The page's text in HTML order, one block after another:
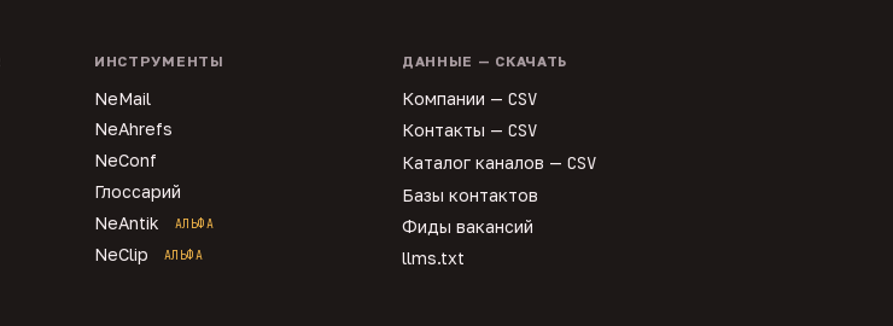
ИНСТРУМЕНТЫ
NeMail
NeAhrefs
NeConf
Глоссарий
NeAntik
АЛЬФА
NeClip АЛЬФА
ДАННЫЕ — СКАЧАТЬ
Компании — CSV
Контакты — CSV
Каталог каналов — CSV
Базы контактов
Фиды вакансий
llms.txt